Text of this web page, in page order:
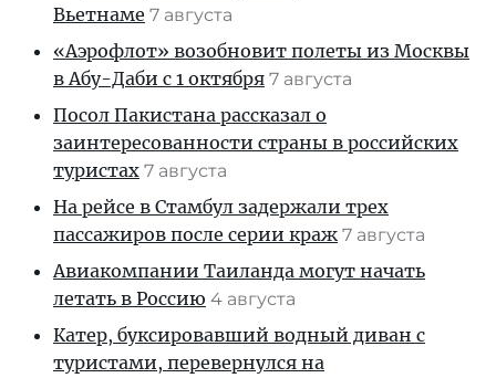
Вьетнаме 7 августа
«Аэрофлот» возобновит полеты из Москвы
в Абу-Даби с 1 октября 7 августа
Посол Пакистана рассказал о
заинтересованности страны в российских
туристах 7 августа
На рейсе в Стамбул задержали трех
пассажиров после серии краж 7 августа
Авиакомпании Таиланда могут начать
летать в Россию 4 августа
Катер, буксировавший водный диван с
туристами, перевернулся на